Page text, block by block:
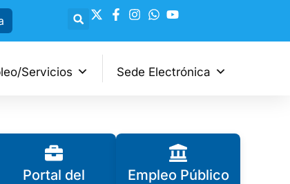
Servicios Sede Electrónica
Portal del
Empleo Público